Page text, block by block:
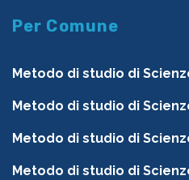
Per Comune
Metodo di studio di
Metodo di studio di
Metodo di studio di
Metodo di studio di